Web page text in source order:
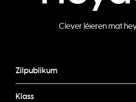
Clever léieren mat
Zilpublikum
Klass